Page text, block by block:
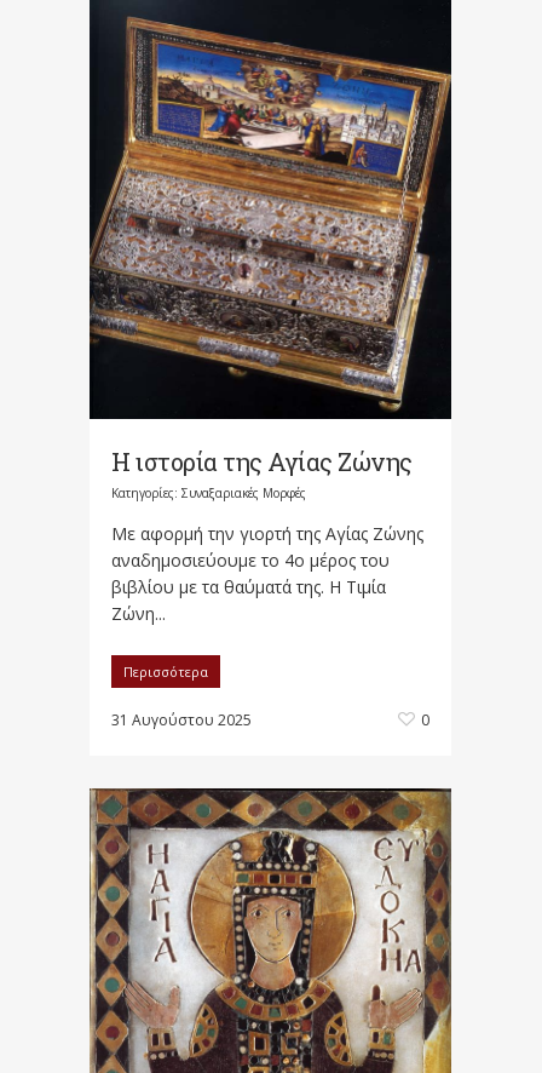
Η ιστορία της Αγίας Ζώνης
Κατηγορίες: Συναξαριακές Μορφές
Με αφορμή την γιορτή της Αγίας Ζώνης
αναδημοσιεύουμε το 4ο μέρος του
βιβλίου με τα θαύματά της. Η Τιμία
Ζώνη...
Περισσότερα
31 Αυγούστου 2025 0